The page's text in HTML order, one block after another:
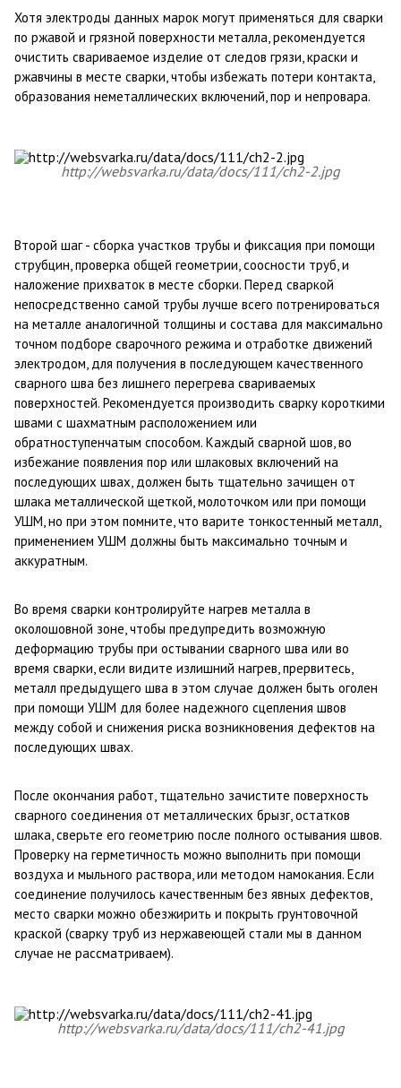
Хотя электроды данных марок могут применяться для сварки
по ржавой и грязной поверхности металла, рекомендуется
очистить свариваемое изделие от следов грязи, краски и
ржавчины в месте сварки, чтобы избежать потери контакта,
образования неметаллических включений, пор и непровара.
http://websvarka.ru/data/docs/111/ch2-2.jpg
Второй шаг - сборка участков трубы и фиксация при помощи
струбцин, проверка общей геометрии, соосности труб, и
наложение прихваток в месте сборки. Перед сваркой
непосредственно самой трубы лучше всего потренироваться
на металле аналогичной толщины и состава для максимально
точном подборе сварочного режима и отработке движений
электродом, для получения в последующем качественного
сварного шва без лишнего перегрева свариваемых
поверхностей. Рекомендуется производить сварку короткими
швами с шахматным расположением или
обратноступенчатым способом. Каждый сварной шов, во
избежание появления пор или шлаковых включений на
последующих швах, должен быть тщательно зачищен от
шлака металлической щеткой, молоточком или при помощи
УШМ, но при этом помните, что варите тонкостенный металл,
применением УШМ должны быть максимально точным и
аккуратным.
Во время сварки контролируйте нагрев металла в
околошовной зоне, чтобы предупредить возможную
деформацию трубы при остывании сварного шва или во
время сварки, если видите излишний нагрев, прервитесь,
металл предыдущего шва в этом случае должен быть оголен
при помощи УШМ для более надежного сцепления швов
между собой и снижения риска возникновения дефектов на
последующих швах.
После окончания работ, тщательно зачистите поверхность
сварного соединения от металлических брызг, остатков
шлака, сверьте его геометрию после полного остывания швов.
Проверку на герметичность можно выполнить при помощи
воздуха и мыльного раствора, или методом намокания. Если
соединение получилось качественным без явных дефектов,
место сварки можно обезжирить и покрыть грунтовочной
краской (сварку труб из нержавеющей стали мы в данном
случае не рассматриваем).
http://websvarka.ru/data/docs/111/ch2-41.jpg